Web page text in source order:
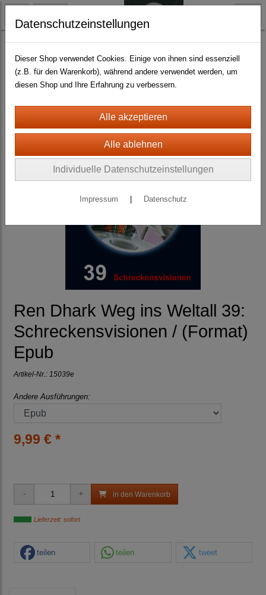
Science Fiction Ren Dhark : Weg ins Weltall
Ren Dhark Weg ins Weltall 39:
Schreckensvisionen / (Format)
Epub
Artikel-Nr.: 15039e
Andere Ausführungen:
9,99 € *
in den Warenkorb
Lieferzeit: sofort
teilen teilen tweet
Datenschutzeinstellungen
Dieser Shop verwendet Cookies. Einige von ihnen sind essenziell
(z.B. für den Warenkorb), während andere verwendet werden, um
diesen Shop und Ihre Erfahrung zu verbessern.
Individuelle Datenschutzeinstellungen
Impressum Datenschutz